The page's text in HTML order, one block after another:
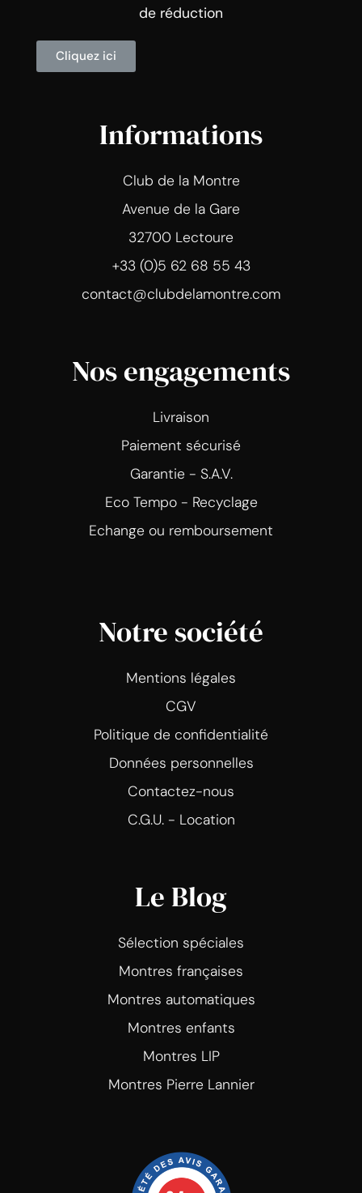
de réduction
Cliquez ici
Informations
Club de la Montre
Avenue de la Gare
32700 Lectoure
+33 (0)5 62 68 55 43
contact@clubdelamontre.com
Nos engagements
Livraison
Paiement sécurisé
Garantie - S.A.V.
Eco Tempo - Recyclage
Echange ou remboursement
Notre société
Mentions légales
CGV
Politique de confidentialité
Données personnelles
Contactez-nous
C.G.U. - Location
Le Blog
Sélection spéciales
Montres françaises
Montres automatiques
Montres enfants
Montres LIP
Montres Pierre Lannier